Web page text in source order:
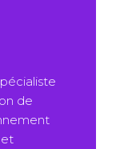
de